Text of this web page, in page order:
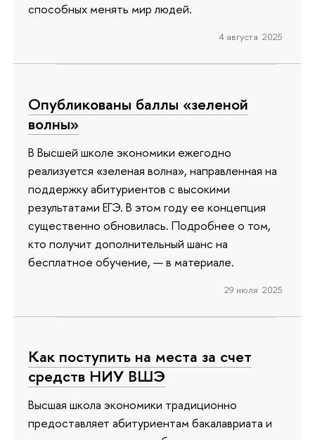
способных менять мир людей.
4 августа 2025
Опубликованы баллы «зеленой
волны»
В Высшей школе экономики ежегодно
реализуется «зеленая волна», направленная на
поддержку абитуриентов с высокими
результатами ЕГЭ. В этом году ее концепция
существенно обновилась. Подробнее о том,
кто получит дополнительный шанс на
бесплатное обучение, — в материале.
29 июля 2025
Как поступить на места за счет
средств НИУ ВШЭ
Высшая школа экономики традиционно
предоставляет абитуриентам бакалавриата и